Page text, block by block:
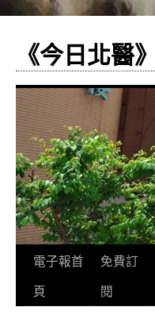
《今日北醫
跳
至
電子報首
頁
免費訂
閱